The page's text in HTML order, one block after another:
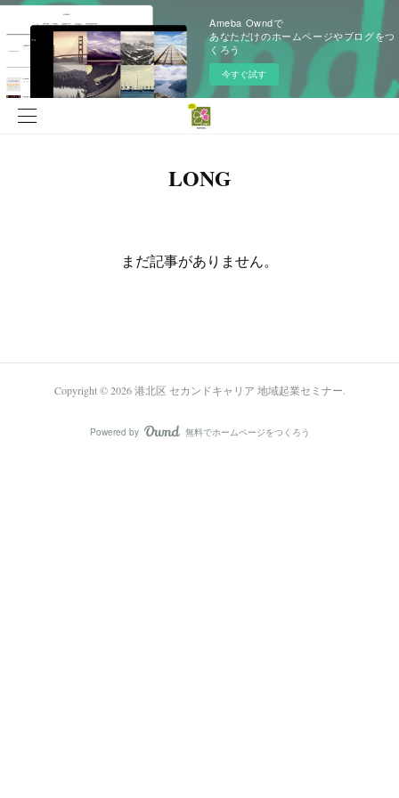
Ameba Owndで
あなただけのホームページやブログをつ
くろう
今すぐ試す
LONG
まだ記事がありません。
Copyright ©2026 港北区 セカンドキャリア 地域起業セミナー.
Powered by AmebaOwnd
無料でホームページをつくろう